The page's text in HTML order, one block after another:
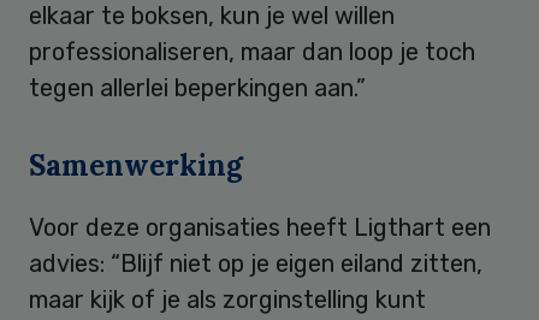
elkaar te boksen, kun je wel willen
professionaliseren, maar dan loop je toch
tegen allerlei beperkingen aan.”
Samenwerking
Voor deze organisaties heeft Ligthart een
advies: “Blijf niet op je eigen eiland zitten,
maar kijk of je als zorginstelling kunt